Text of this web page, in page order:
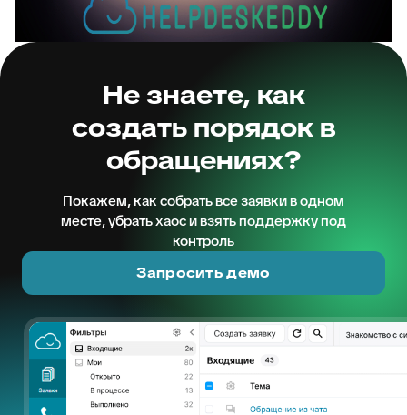
Не знаете, как
создать порядок в
обращениях?
Покажем, как собрать все заявки в одном
месте, убрать хаос и взять поддержку под
контроль
Запросить демо